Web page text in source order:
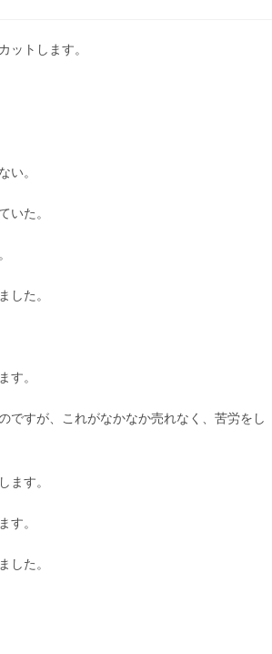
ットします。
い。
いた。
した。
す。
ですが、これがなかなか売れなく、苦労をし
ます。
す。
した。